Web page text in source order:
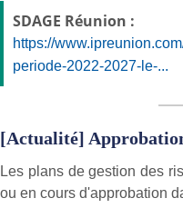
SDAGE Réunion :
https://
periode-2022-2027-le-...
[Actualité]
Les plans de gestion des
ou en cours d'approbation